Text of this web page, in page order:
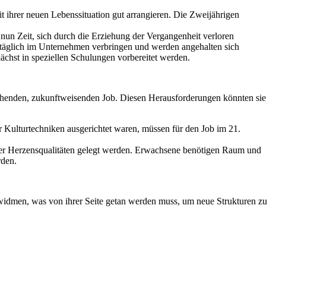
neuen Lebenssituation gut arrangieren. Die Zweijährigen
Zeit, sich durch die Erziehung der Vergangenheit verloren
im Unternehmen verbringen und werden angehalten sich
in speziellen Schulungen vorbereitet werden.
zukunftweisenden Job. Diesen Herausforderungen könnten sie
ausgerichtet waren, müssen für den Job im 21.
gelegt werden. Erwachsene benötigen Raum und
was von ihrer Seite getan werden muss, um neue Strukturen zu